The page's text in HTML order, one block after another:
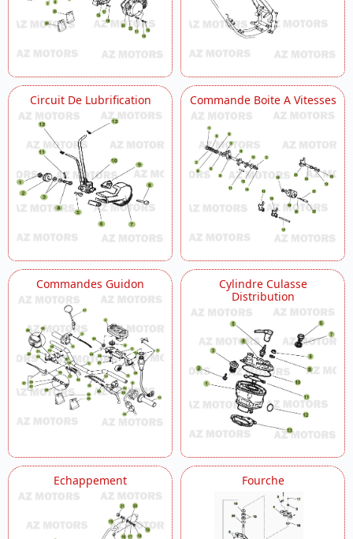
Circuit De Lubrification Commande Boite A Vitesses
Commandes Guidon
Cylindre Culasse
Distribution
Echappement Fourche